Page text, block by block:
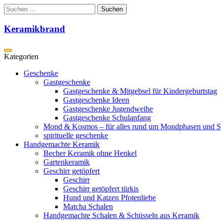
Zum
Inhalt
springen
Suchen
nach:
Keramikbrand
Geschenke
Gastgeschenke
Gastgeschenke & Mitgebsel für Kindergeburtstag
Gastgeschenke Ideen
Gastgeschenke Jugendweihe
Gastgeschenke Schulanfang
Mond & Kosmos – für alles rund um Mondphasen und
spirituelle geschenke
Handgemachte Keramik
Becher Keramik ohne Henkel
Gartenkeramik
Geschirr getöpfert
Geschirr
Geschirr getöpfert türkis
Hund und Katzen Pfotenliebe
Matcha Schalen
Handgemachte Schalen & Schüsseln aus Keramik